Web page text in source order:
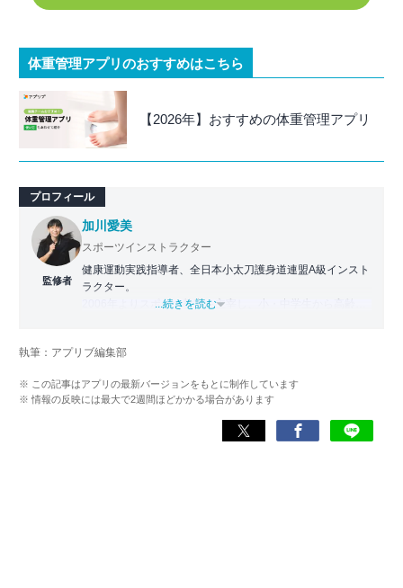
体重管理アプリのおすすめはこちら
【2026年】おすすめの体重管理アプリ
プロフィール
監修者
加川愛美
スポーツインストラクター
健康運動実践指導者、全日本小太刀護身道連盟A級インスト
ラクター。
2006年よりスポーツ教室を主宰し、小・中学生から高齢者
日常生活をより豊かにするヘルスケアアプリの活用法を、
メディアや講演を通じて広く発信している。
...続きを読む
執筆：アプリブ編集部
※ この記事はアプリの最新バージョンをもとに制作しています
※ 情報の反映には最大で2週間ほどかかる場合があります